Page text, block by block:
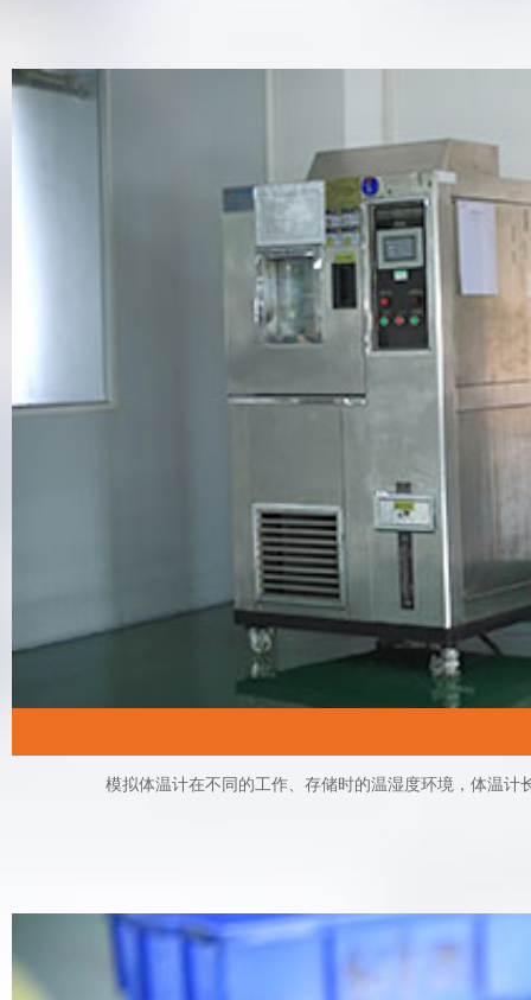
模拟体温计在不同的工作、存储时的温湿度环境，体温